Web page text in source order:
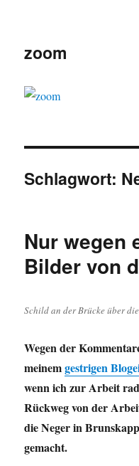
zoom
Schlagwort:
Nur wegen
Bilder von
Schild an der Brücke über
Wegen der
meinemgestrigen
wenn ich zur Arbeit
Rückweg von der
die Neger in
gemacht.